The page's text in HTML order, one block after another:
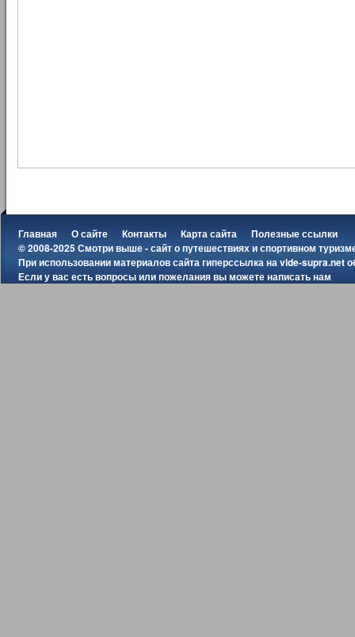
Главная О сайте Контакты Карта сайта
Полезные ссылки
© 2008-2025 Смотри выше - сайт о путешествиях и спортивном
При использовании материалов сайта гиперссылка наvide-supra.net
Если у вас есть вопросы или пожелания вы можетенаписать нам